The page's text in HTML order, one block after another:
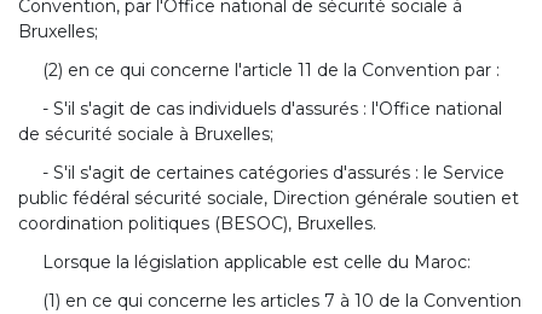
Convention, par l'Office national de sécurité sociale à
Bruxelles;
(2) en ce qui concerne l'article 11 de la Convention par :
- S'il s'agit de cas individuels d'assurés : l'Office national
de sécurité sociale à Bruxelles;
- S'il s'agit de certaines catégories d'assurés : le Service
public fédéral sécurité sociale, Direction générale soutien et
coordination politiques (BESOC), Bruxelles.
Lorsque la législation applicable est celle du Maroc:
(1) en ce qui concerne les articles 7 à 10 de la Convention